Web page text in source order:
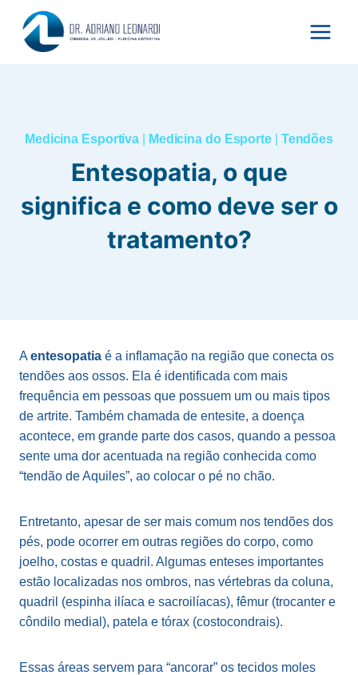
para
Medicina Esportiva Medicina do Esporte Tendões
Entesopatia, o que
significa e como deve ser o
tratamento?
A entesopatia é a inflamação na região que conecta os
tendões aos ossos. Ela é identificada com mais
frequência em pessoas que possuem um ou mais tipos
de artrite. Também chamada de entesite, a doença
acontece, em grande parte dos casos, quando a pessoa
sente uma dor acentuada na região conhecida como
“tendão de Aquiles”, ao colocar o pé no chão.
Entretanto, apesar de ser mais comum nos tendões dos
pés, pode ocorrer em outras regiões do corpo, como
joelho, costas e quadril. Algumas enteses importantes
estão localizadas nos ombros, nas vértebras da coluna,
quadril (espinha ilíaca e sacroilíacas), fêmur (trocanter e
côndilo medial), patela e tórax (costocondrais).
Essas áreas servem para “ancorar” os tecidos moles